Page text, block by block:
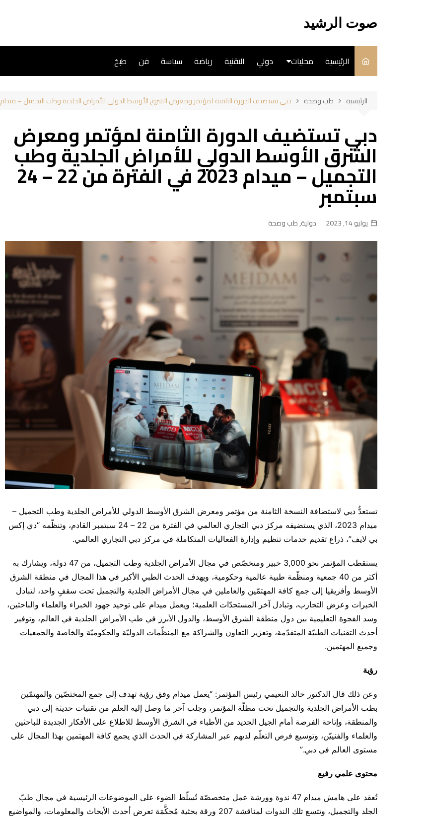
صوت الرشيد
الرئيسية محليات
طبخ
دولي التقنية رياضة سياسة فن طبخ
الرئيسية طب وصحة دبي تستضيف الدورة الثامنة لمؤتمر ومعرض الشرق الأوسط الدولي للأمراض الجلدية وطب التجميل – ميدام 2023 في الفترة من 22 – 24 سبتمبر
دبي تستضيف الدورة الثامنة لمؤتمر ومعرض
الشرق الأوسط الدولي للأمراض الجلدية وطب
التجميل – ميدام 2023 في الفترة من 22 – 24
سبتمبر
يوليو 14, 2023 دولية,طب وصحة
تستعدُّ دبي لاستضافة النسخة الثامنة من مؤتمر ومعرض الشرق الأوسط الدولي للأمراض الجلدية وطب التجميل –
ميدام 2023، الذي يستضيفه مركز دبي التجاري العالمي في الفترة من 22 – 24 سبتمبر القادم، وتنظّمه “دي إكس
بي لايف”، ذراع تقديم خدمات تنظيم وإدارة الفعاليات المتكاملة في مركز دبي التجاري العالمي.
يستقطب المؤتمر نحو 3,000 خبير ومتخصّص في مجال الأمراض الجلدية وطب التجميل، من 47 دولة، ويشارك به
أكثر من 40 جمعية ومنظّمة طبية عالمية وحكومية، ويهدف الحدث الطبي الأكبر في هذا المجال في منطقة الشرق
الأوسط وأفريقيا إلى جمع كافة المهتمّين والعاملين في مجال الأمراض الجلدية والتجميل تحت سقفٍ واحد، لتبادل
الخبرات وعرض التجارب، وتبادل آخر المستجدّات العلمية؛ ويعمل ميدام على توحيد جهود الخبراء والعلماء والباحثين،
وسد الفجوة التعليمية بين دول منطقة الشرق الأوسط، والدول الأبرز في طب الأمراض الجلدية في العالم، وتوفير
أحدث التقنيات الطبيّة المتقدّمة، وتعزيز التعاون والشراكة مع المنظّمات الدوليّة والحكوميّة والخاصة والجمعيات
وجميع المهتمين.
رؤية
وعن ذلك قال الدكتور خالد النعيمي رئيس المؤتمر: “يعمل ميدام وفق رؤية تهدف إلى جمع المختصّين والمهتمّين
بطب الأمراض الجلدية والتجميل تحت مظلّة المؤتمر، وجلب آخر ما وصل إليه العلم من تقنيات حديثة إلى دبي
والمنطقة، وإتاحة الفرصة أمام الجيل الجديد من الأطباء في الشرق الأوسط للاطلاع على الأفكار الجديدة للباحثين
والعلماء والفنييّن، وتوسيع فرص التعلّم لديهم عبر المشاركة في الحدث الذي يجمع كافة المهتمين بهذا المجال على
مستوى العالم في دبي.”
محتوى علمي رفيع
تُعقد على هامش ميدام 47 ندوة وورشة عمل متخصصّة تُسلّط الضوء على الموضوعات الرئيسية في مجال طبّ
الجلد والتجميل، وتتسع تلك الندوات لمناقشة 207 ورقة بحثية مُحكَّمَة تعرض أحدث الأبحاث والمعلومات، والمواضيع